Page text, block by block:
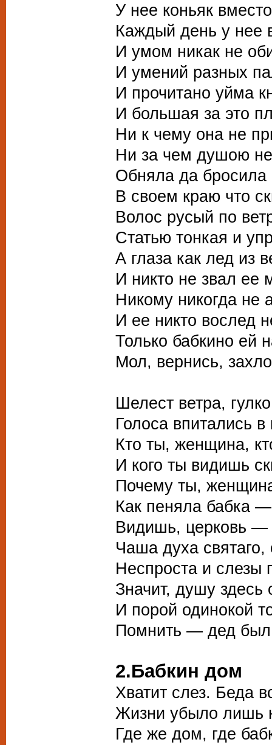
У нее коньяк
Каждый день у нее
И умом никак не
И умений разных
И прочитано уйма
И большая за это
Ни к чему она не
Ни за чем душою не
Обняла да бросила
В своем краю что
Волос русый по
Статью тонкая и
А глаза как лед из
И никто не звал ее
Никому никогда не
И ее никто вослед
Только бабкино ей
Мол, вернись,
Шелест ветра,
Голоса впитались
Кто ты, женщина,
И кого ты видишь
Почему ты,
Как пеняла бабка
Видишь, церковь —
Чаша духа
Неспроста и слезы
Значит, душу
И порой одинокой
Помнить — дед
2.Бабкин дом
Хватит слез. Беда
Жизни убыло лишь
Где же дом, где